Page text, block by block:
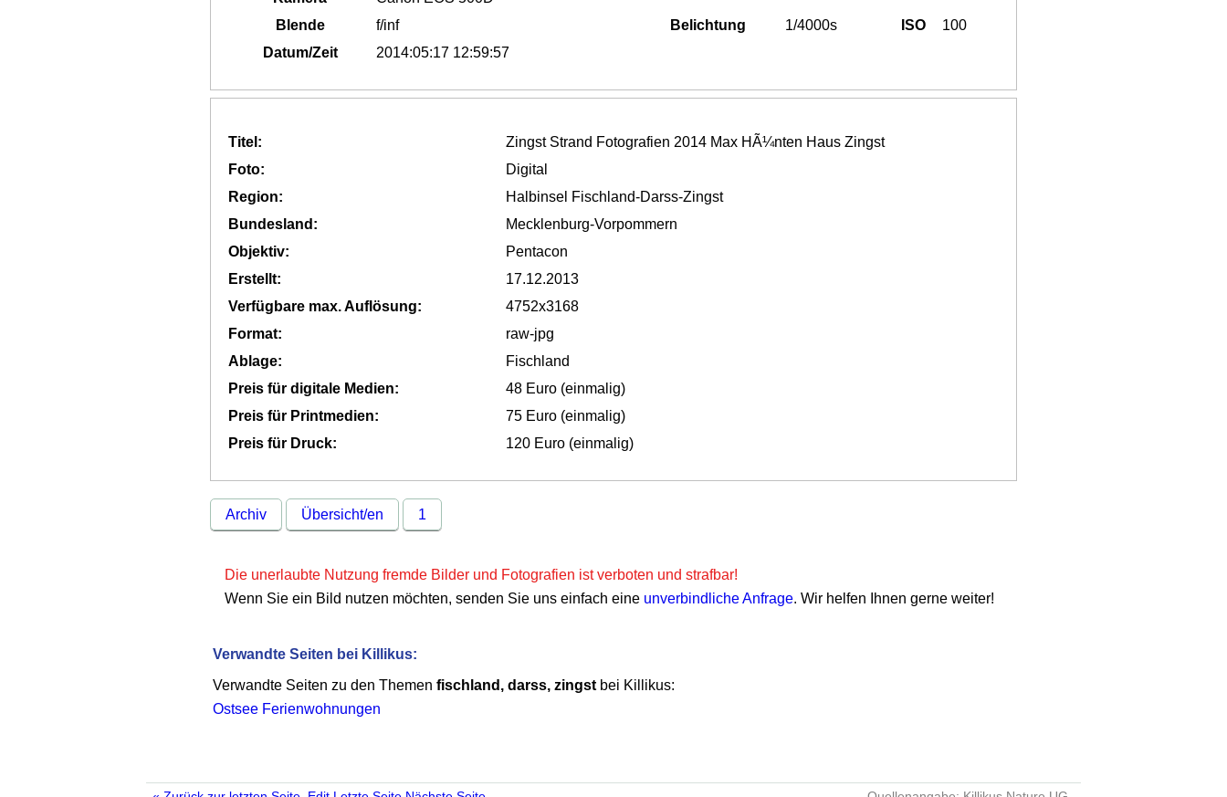
Blende
f/inf Belichtung 1/4000s ISO
100
Datum/Zeit
2014:05:17 12:59:57
Titel:
Zingst Strand Fotografien 2014 Max HÃ¼nten Haus Zingst
Foto:
Digital
Region:
Halbinsel Fischland-Darss-Zingst
Bundesland:
Mecklenburg-Vorpommern
Objektiv:
Pentacon
Erstellt:
17.12.2013
Verfügbare max. Auflösung:
4752x3168
Format:
raw-jpg
Ablage:
Fischland
Preis für digitale Medien:
48 Euro (einmalig)
Preis für Printmedien:
75 Euro (einmalig)
Preis für Druck:
120 Euro (einmalig)
Archiv Übersicht/en 1
Die unerlaubte Nutzung fremde Bilder und Fotografien ist verboten und strafbar!
Wenn Sie ein Bild nutzen möchten, senden Sie uns einfach eine unverbindliche Anfrage. Wir helfen Ihnen gerne weiter!
Verwandte Seiten bei Killikus:
Verwandte Seiten zu den Themen fischland, darss, zingstbei Killikus:
Ostsee Ferienwohnungen